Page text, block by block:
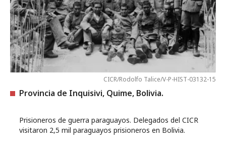
CICR/Rodolfo Talice/V-P-HIST-03132-15
Provincia de Inquisivi, Quime, Bolivia.
Prisioneros de guerra paraguayos. Delegados del CICR
visitaron 2,5 mil paraguayos prisioneros en Bolivia.